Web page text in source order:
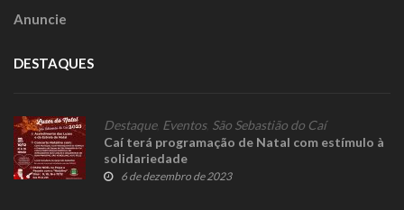
Anuncie
DESTAQUES
Destaque, Eventos, São Sebastião do Caí
Caí terá programação de Natal com estímulo à
solidariedade
6 de dezembro de 2023